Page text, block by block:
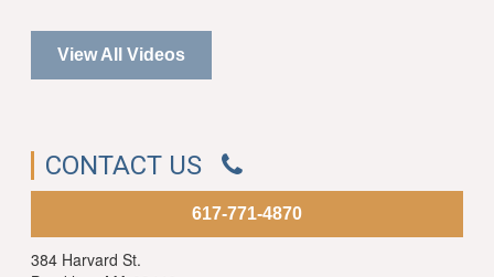
View All Videos
CONTACT US
617-771-4870
384 Harvard St.